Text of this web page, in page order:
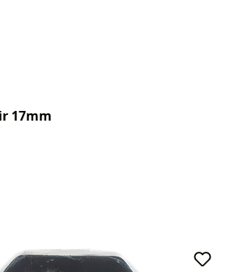
17mm